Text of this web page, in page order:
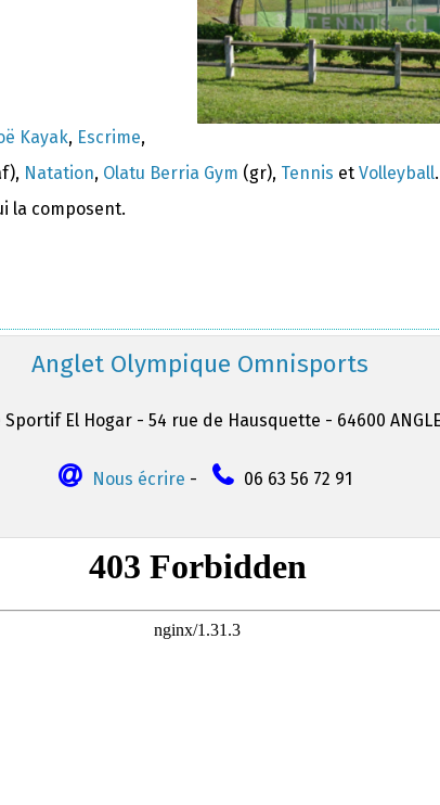
Kayak, Escrime,
Natation, Olatu Berria Gym (gr), Tennis et Volleyball.
la composent.
Anglet Olympique Omnisports
Sportif El Hogar - 54 rue de Hausquette - 64600
Nous écrire - 06 63 56 72 91